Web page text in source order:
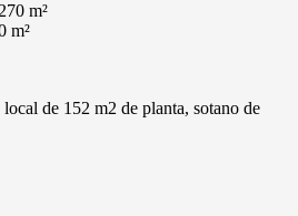
m²
m²
de 152 m2 de planta, sotano de